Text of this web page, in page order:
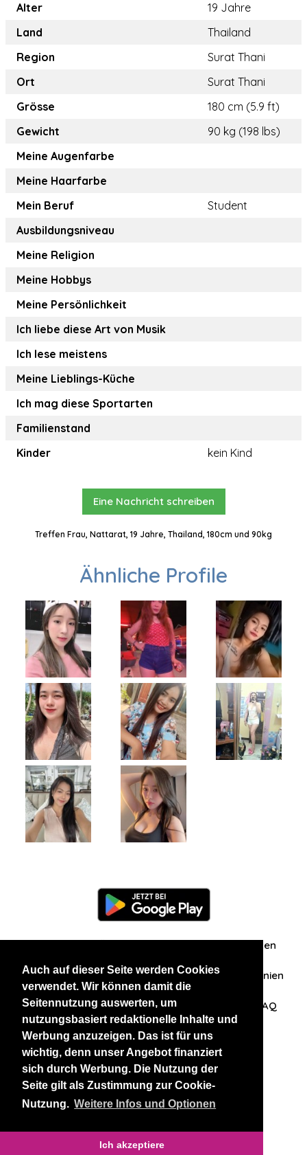
Auch auf dieser Seite werden Cookies
verwendet. Wir können damit die
Seitennutzung auswerten, um
nutzungsbasiert redaktionelle Inhalte und
Werbung anzuzeigen. Das ist für uns
wichtig, denn unser Angebot finanziert
sich durch Werbung. Die Nutzung der
Seite gilt als Zustimmung zur Cookie-
Nutzung. Weitere Infos und Optionen
Ich akzeptiere
Alter
19 Jahre
Land
Thailand
Region
Surat Thani
Ort
Surat Thani
Grösse
180 cm (5.9 ft)
Gewicht
90 kg (198 lbs)
Meine Augenfarbe
Meine Haarfarbe
Mein Beruf
Student
Ausbildungsniveau
Meine Religion
Meine Hobbys
Meine Persönlichkeit
Ich liebe diese Art von Musik
Ich lese meistens
Meine Lieblings-Küche
Ich mag diese Sportarten
Familienstand
Kinder
kein Kind
Eine Nachricht schreiben
Treffen Frau, Nattarat, 19 Jahre, Thailand, 180cm und 90kg
Ähnliche Profile
Zuschriften/Erfahrungen
Datenschutzerklärung AGB Datenschutzrichtlinien
Nehmen Sie Kontakt mit uns auf FAQ
Unsere anderen Websites
BlackAndBeauties RussianKisses